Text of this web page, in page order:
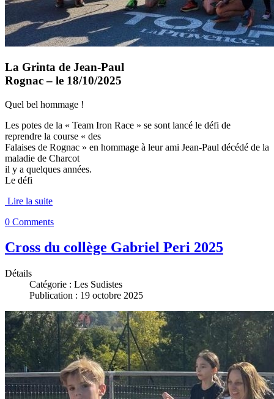
La Grinta de Jean-Paul
Rognac – le 18/10/2025
Quel bel hommage !
Les potes de la « Team Iron Race » se sont lancé le défi de
reprendre la course « des
Falaises de Rognac » en hommage à leur ami Jean-Paul décédé de la
maladie de Charcot
il y a quelques années.
Le défi
Lire la suite
0 Comments
Cross du collège Gabriel Peri 2025
Détails
Catégorie : Les Sudistes
Publication : 19 octobre 2025